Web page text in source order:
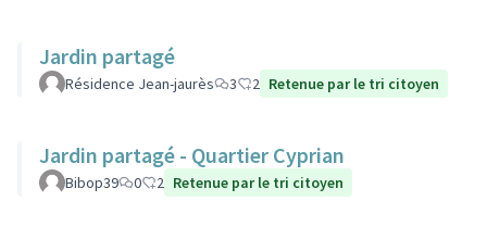
Jardin partagé
Résidence Jean-jaurès 3 2 Retenue par le tri citoyen
Jardin partagé - Quartier Cyprian
Bibop39 0 2 Retenue par le tri citoyen